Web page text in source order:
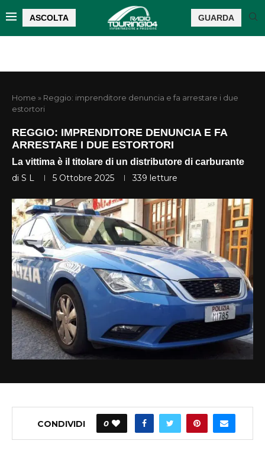
ASCOLTA GUARDA
Home » Reggio: imprenditore denuncia e fa arrestare i due
estortori
REGGIO: IMPRENDITORE DENUNCIA E FA
ARRESTARE I DUE ESTORTORI
La vittima è il titolare di un distributore di carburante
di S L 5 Ottobre 2025 339 letture
CONDIVIDI 0